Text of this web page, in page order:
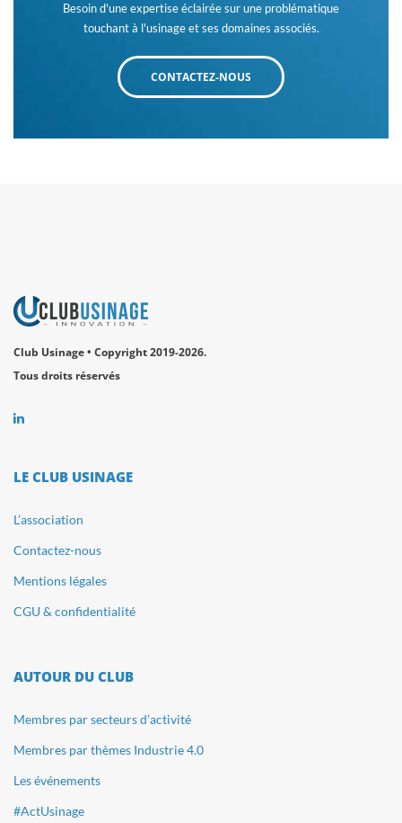
Besoin d'une expertise éclairée sur une problématique
touchant à l'usinage et ses domaines associés.
CONTACTEZ-NOUS
Club Usinage • Copyright 2019-2026.
Tous droits réservés
LE CLUB USINAGE
L’association
Contactez-nous
Mentions légales
CGU & confidentialité
AUTOUR DU CLUB
Membres par secteurs d’activité
Membres par thèmes Industrie 4.0
Les événements
#ActUsinage